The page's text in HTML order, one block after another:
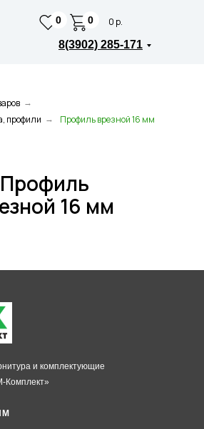
8(3902) 285-171
0 0 р.
0
→
профили → Профиль врезной 16 мм
Профиль
16 мм
Комплект»
и комплектующие